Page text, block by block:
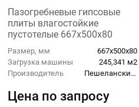
Пазогребневые гипсовые
плиты влагостойкие
пустотелые 667x500x80
Пешеланский гипсовый
завод
Размер, мм
667х500х80
Загрузка машины
245,341 м2
Производитель
Пешеланский гипсовый завод
Цена по запросу